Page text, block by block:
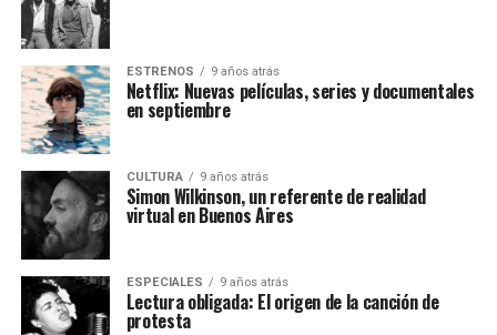
ESTRENOS 9 años atrás
Netflix: Nuevas películas, series y documentales
en septiembre
CULTURA 9 años atrás
Simon Wilkinson, un referente de realidad
virtual en Buenos Aires
ESPECIALES 9 años atrás
Lectura obligada: El origen de la canción de
protesta